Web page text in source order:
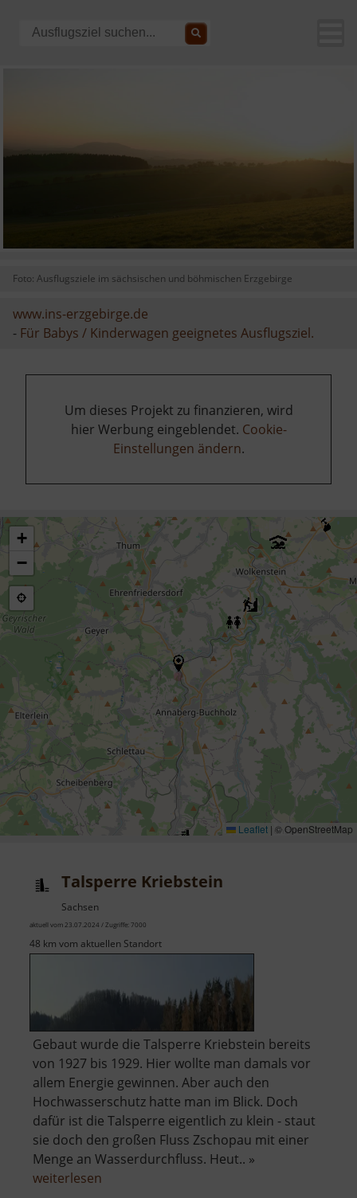
Foto: Ausflugsziele im sächsischen und böhmischen Erzgebirge
www.ins-erzgebirge.de
- Für Babys / Kinderwagen geeignetes Ausflugsziel.
Um dieses Projekt zu finanzieren, wird
hier Werbung eingeblendet. Cookie-
Einstellungen ändern.
+
−
Leaflet | © OpenStreetMap
Talsperre Kriebstein
Sachsen
aktuell vom 23.07.2024 / Zugriffe: 7000
48 km vom aktuellen Standort
Gebaut wurde die Talsperre Kriebstein bereits
von 1927 bis 1929. Hier wollte man damals vor
allem Energie gewinnen. Aber auch den
Hochwasserschutz hatte man im Blick. Doch
dafür ist die Talsperre eigentlich zu klein - staut
sie doch den großen Fluss Zschopau mit einer
Menge an Wasserdurchfluss. Heut.. »
weiterlesen